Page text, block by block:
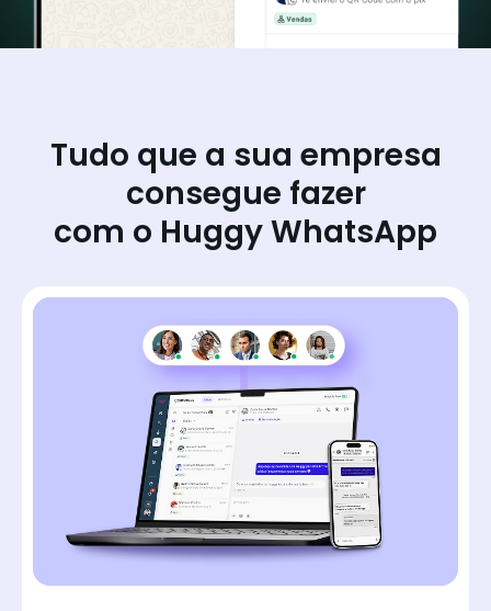
Tudo que a sua empresa
consegue fazer
com o Huggy WhatsApp